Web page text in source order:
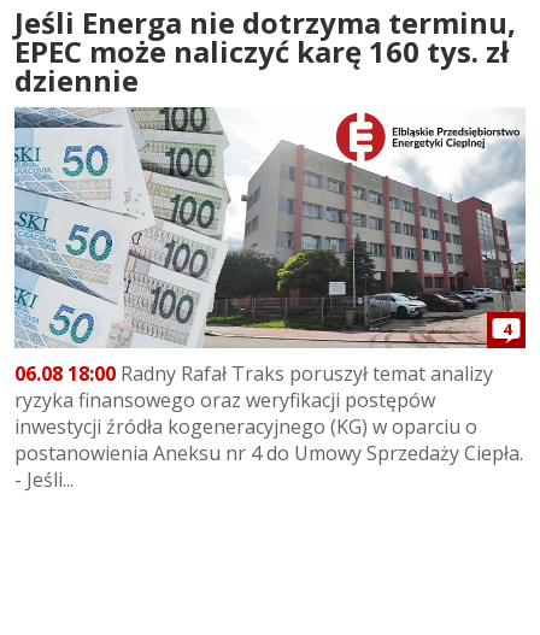
Jeśli Energa nie dotrzyma terminu,
EPEC może naliczyć karę 160 tys. zł
dziennie
4
06.08 18:00 Radny Rafał Traks poruszył temat analizy
ryzyka finansowego oraz weryfikacji postępów
inwestycji źródła kogeneracyjnego (KG) w oparciu o
postanowienia Aneksu nr 4 do Umowy Sprzedaży Ciepła.
- Jeśli...